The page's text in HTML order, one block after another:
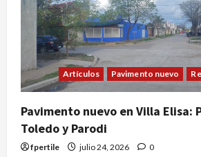
Artículos Pavimento nuevo
Pavimento nuevo en Villa Elisa:
Toledo y Parodi
fpertile julio 24, 2026 0